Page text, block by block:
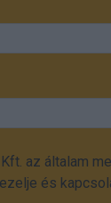
az általam
és